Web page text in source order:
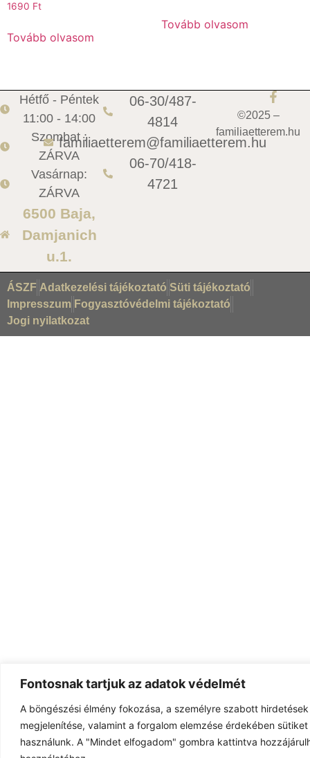
Fontosnak tartjuk az adatok védelmét
A böngészési élmény fokozása, a személyre szabott
megjelenítése, valamint a forgalom elemzése érdekében
használunk. A "Mindet elfogadom" gombra kattintva
1690 Ft
Tovább olvasom
Tovább olvasom
Hétfő - Péntek
11:00 - 14:00
Szombat :
ZÁRVA
Vasárnap:
ZÁRVA
6500 Baja,
Damjanich
u.1.
06-30/487-
4814
familiaetterem@familiaetterem.hu
06-70/418-
4721
©2025 –
familiaetterem.hu
ÁSZF Adatkezelési tájékoztató Süti tájékoztató
Impresszum Fogyasztóvédelmi tájékoztató
Jogi nyilatkozat